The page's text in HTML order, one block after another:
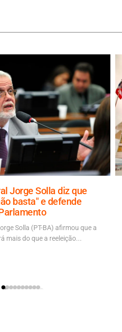
Jorge Solla diz que
basta" e defende
Solla (PT-BA) afirmou que a
mais do que a reeleição...